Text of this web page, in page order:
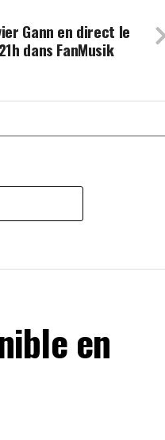
Gann en direct le
dans FanMusik
en